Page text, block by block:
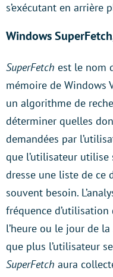
s’exécutant en arrière
Windows
SuperFetch est le nom
mémoire de Windows
un algorithme de
déterminer quelles
demandées par
que l’utilisateur utilise
dresse une liste de ce
souvent besoin.
fréquence
l’heure ou le jour de
que plus l’utilisateur
SuperFetch aura